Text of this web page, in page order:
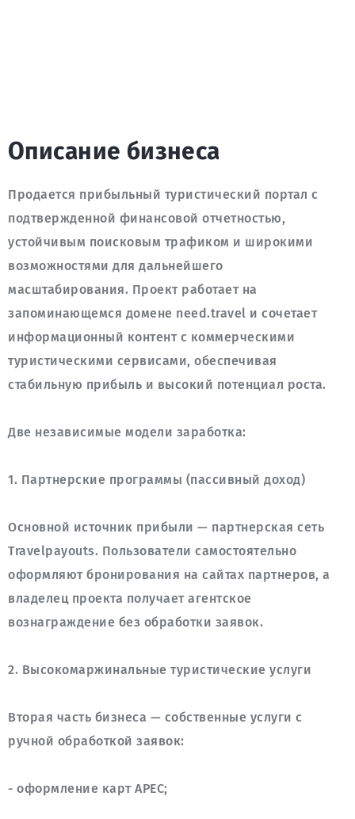
Описание бизнеса
Продается прибыльный туристический портал с
подтвержденной финансовой отчетностью,
устойчивым поисковым трафиком и широкими
возможностями для дальнейшего
масштабирования. Проект работает на
запоминающемся домене need.travel и сочетает
информационный контент с коммерческими
туристическими сервисами, обеспечивая
Основной источник прибыли — партнерская сеть
Travelpayouts. Пользователи самостоятельно
оформляют бронирования на сайтах партнеров, а
владелец проекта получает агентское
Вторая часть бизнеса — собственные услуги с